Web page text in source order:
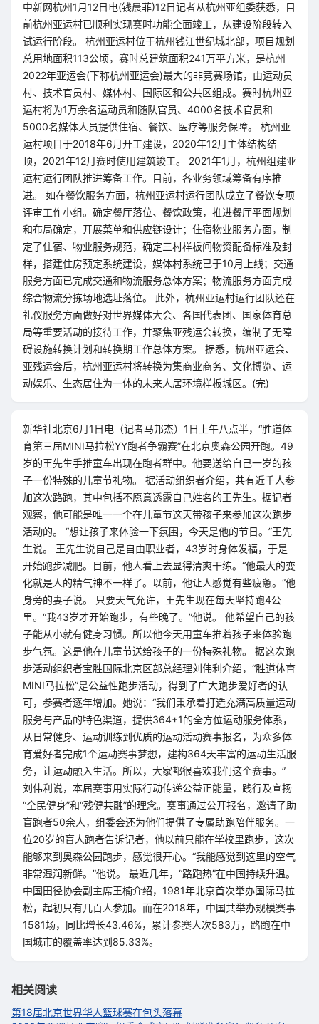
中新网杭州1月12日电(钱晨菲)12日记者从杭州亚组委获悉，目
前杭州亚运村已顺利实现赛时功能全面竣工，从建设阶段转入
试运行阶段。 杭州亚运村位于杭州钱江世纪城北部，项目规划
总用地面积113公顷，赛时总建筑面积241万平方米，是杭州
2022年亚运会(下称杭州亚运会)最大的非竞赛场馆，由运动员
村、技术官员村、媒体村、国际区和公共区组成。赛时杭州亚
运村将为1万余名运动员和随队官员、4000名技术官员和
5000名媒体人员提供住宿、餐饮、医疗等服务保障。 杭州亚
运村项目于2018年6月开工建设，2020年12月主体结构结
顶，2021年12月赛时使用建筑竣工。 2021年1月，杭州组建亚
运村运行团队推进筹备工作。目前，各业务领域筹备有序推
进。 如在餐饮服务方面，杭州亚运村运行团队成立了餐饮专项
评审工作小组。确定餐厅落位、餐饮政策，推进餐厅平面规划
和布局确定，开展菜单和供应链设计；住宿物业服务方面，制
定了住宿、物业服务规范，确定三村样板间物资配备标准及封
样，搭建住房预定系统建设，媒体村系统已于10月上线；交通
服务方面已完成交通和物流服务总体方案；物流服务方面完成
综合物流分拣场地选址落位。 此外，杭州亚运村运行团队还在
礼仪服务方面做好对世界媒体大会、各国代表团、国家体育总
局等重要活动的接待工作，并聚焦亚残运会转换，编制了无障
碍设施转换计划和转换期工作总体方案。 据悉，杭州亚运会、
亚残运会后，杭州亚运村将转换为集商业商务、文化博览、运
动娱乐、生态居住为一体的未来人居环境样板城区。(完)
新华社北京6月1日电（记者马邦杰）1日上午八点半，“胜道体
育第三届MINI马拉松YY跑者争霸赛”在北京奥森公园开跑。49
岁的王先生手推童车出现在跑者群中。他要送给自己一岁的孩
子一份特殊的儿童节礼物。 据活动组织者介绍，共有近千人参
加这次路跑，其中包括不愿意透露自己姓名的王先生。据记者
观察，他可能是唯一一个在儿童节这天带孩子来参加这次跑步
活动的。 “想让孩子来体验一下氛围，今天是他的节日。”王先
生说。 王先生说自己是自由职业者，43岁时身体发福，于是
开始跑步减肥。目前，他人看上去显得清爽干练。“他最大的变
化就是人的精气神不一样了。以前，他让人感觉有些疲惫。”他
身旁的妻子说。 只要天气允许，王先生现在每天坚持跑4公
里。“我43岁才开始跑步，有些晚了。”他说。 他希望自己的孩
子能从小就有健身习惯。所以他今天用童车推着孩子来体验跑
步气氛。这是他在儿童节送给孩子的一份特殊礼物。 据这次跑
步活动组织者宝胜国际北京区部总经理刘伟利介绍，“胜道体育
MINI马拉松”是公益性跑步活动，得到了广大跑步爱好者的认
可，参赛者逐年增加。她说：“我们秉承着打造充满高质量运动
服务与产品的特色渠道，提供364+1的全方位运动服务体系，
从日常健身、运动训练到优质的运动活动赛事报名，为众多体
育爱好者完成1个运动赛事梦想，建构364天丰富的运动生活服
务，让运动融入生活。所以，大家都很喜欢我们这个赛事。”
刘伟利说，本届赛事用实际行动传递公益正能量，践行及宣扬
“全民健身”和“残健共融”的理念。赛事通过公开报名，邀请了助
盲跑者50余人，组委会还为他们提供了专属助跑陪伴服务。一
位20岁的盲人跑者告诉记者，他以前只能在学校里跑步，这次
能够来到奥森公园跑步，感觉很开心。“我能感觉到这里的空气
非常湿润新鲜。”他说。 最近几年，“路跑热”在中国持续升温。
中国田径协会副主席王楠介绍，1981年北京首次举办国际马拉
松，起初只有几百人参加。而在2018年，中国共举办规模赛事
1581场，同比增长43.46%，累计参赛人次583万，路跑在中
国城市的覆盖率达到85.33%。
相关阅读
第18届北京世界华人篮球赛在包头落幕